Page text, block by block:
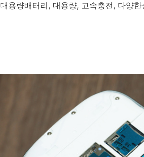
대용량배터리, 대용량, 고속충전, 다양